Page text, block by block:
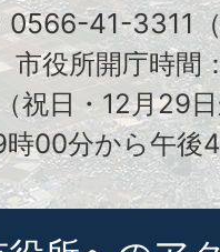
0566-41-3311
市役所開庁時間
祝日・12月29
時00分から午後